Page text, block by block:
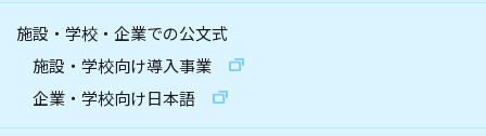
施設・学校・企業での公文式
施設・学校向け導入事業
企業・学校向け日本語